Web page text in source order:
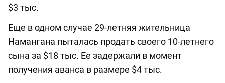
$3 тыс.
Еще в одном случае 29-летняя жительница
Намангана пыталась продать своего 10-летнего
сына за $18 тыс. Ее задержали в момент
получения аванса в размере $4 тыс.